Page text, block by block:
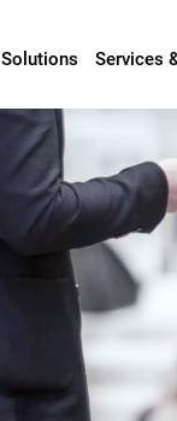
Solutions Services